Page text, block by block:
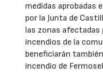
medidas aprobadas
por la Junta de
las zonas afectadas
incendios de la
beneficiarán
incendio de